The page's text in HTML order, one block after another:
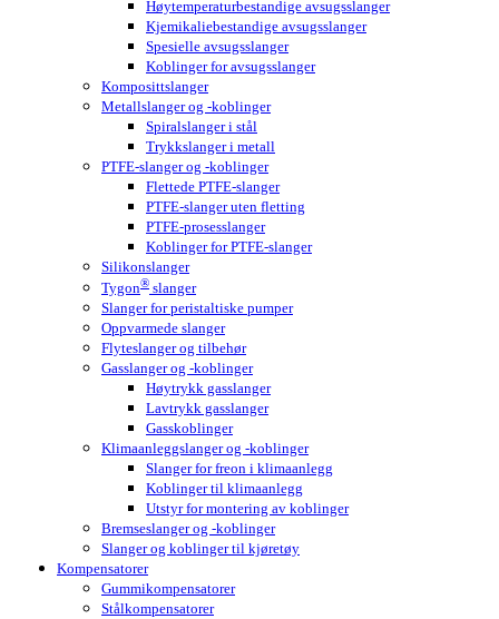
Høytemperaturbestandige avsugsslanger
Kjemikaliebestandige avsugsslanger
Spesielle avsugsslanger
Koblinger for avsugsslanger
Komposittslanger
Metallslanger og -koblinger
Spiralslanger i stål
Trykkslanger i metall
PTFE-slanger og -koblinger
Flettede PTFE-slanger
PTFE-slanger uten fletting
PTFE-prosesslanger
Koblinger for PTFE-slanger
Silikonslanger
Tygon® slanger
Slanger for peristaltiske pumper
Oppvarmede slanger
Flyteslanger og tilbehør
Gasslanger og -koblinger
Høytrykk gasslanger
Lavtrykk gasslanger
Gasskoblinger
Klimaanleggslanger og -koblinger
Slanger for freon i klimaanlegg
Koblinger til klimaanlegg
Utstyr for montering av koblinger
Bremseslanger og -koblinger
Slanger og koblinger til kjøretøy
Kompensatorer
Gummikompensatorer
Stålkompensatorer